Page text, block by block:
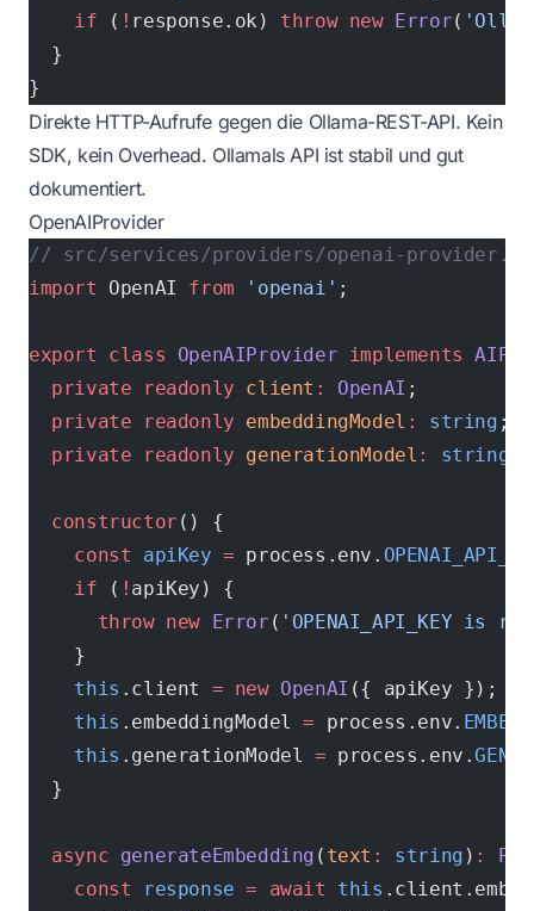
    if
( ! response.ok) throw new Error(
  }
}
Direkte HTTP-Aufrufe gegen die Ollama-REST-API. Kein
SDK, kein Overhead. Ollamals API ist stabil und gut
dokumentiert.
OpenAIProvider
// src/services/providers/openai-provider.ts
import OpenAI from 'openai' ;
export class OpenAIProvider implements
  private
readonly client : OpenAI ;
  private
readonly embeddingModel : string ;
  private
readonly generationModel : string
  constructor
() {
    const
apiKey = process.env.
    if
( ! apiKey) {
      throw
new Error ( 'OPENAI_API_KEY is
    }
    this
.client = new OpenAI ({ apiKey });
    this
.embeddingModel = process.env.
    this
.generationModel = process.env.
  }
  async
generateEmbedding ( text : string ) :
    const
response = await this